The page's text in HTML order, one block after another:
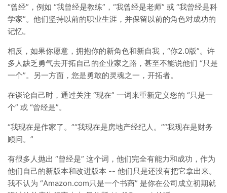
“曾经”，例如 “我曾经是教练”，“我曾经是老师” 或 “我曾经是科
学家”。他们坚持以前的职业生涯，并保留以前的角色对成功的
记忆。
相反，如果你愿意，拥抱你的新角色和新自我，“你2.0版”。许
多人缺乏勇气去开拓自己的企业家之路，甚至不能说他们 “只是
一个”。另一方面，您是勇敢的灵魂之一，开拓者。
在谈论自己时，通过关注 “现在” 一词来重新定义您的 “只是一
个” 或 “曾经是”。
“我现在是作家了。”“我现在是房地产经纪人。”“我现在是财务
顾问。”
有很多人抛出 “曾经是” 这个词，他们完全有能力和成功，作为
他们自己的新版本和改进版本 -- 他们只是还没有把它拿出来。
我不认为 “Amazon.com只是一个书商” 是你在公司成立初期就